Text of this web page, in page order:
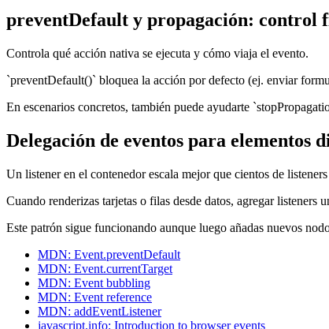
preventDefault y propagación: control
Controla qué acción nativa se ejecuta y cómo viaja el evento.
`preventDefault()` bloquea la acción por defecto (ej. enviar
En escenarios concretos, también puede ayudarte
Delegación de eventos para elementos
Un listener en el contenedor escala mejor que cientos de
Cuando renderizas tarjetas o filas desde datos, agregar
Este patrón sigue funcionando aunque luego añadas nuevos
MDN: Event.preventDefault
MDN: Event.currentTarget
MDN: Event bubbling
MDN: Event reference
MDN: addEventListener
javascript.info: Introduction to browser events